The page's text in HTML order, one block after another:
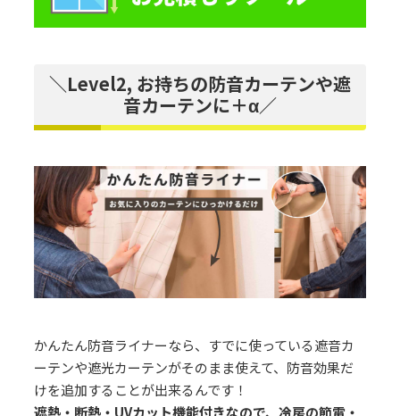
＼Level2, お持ちの防音カーテンや遮
音カーテンに＋α／
かんたん防音ライナーなら、すでに使っている遮音カ
ーテンや遮光カーテンがそのまま使えて、防音効果だ
けを追加することが出来るんです！